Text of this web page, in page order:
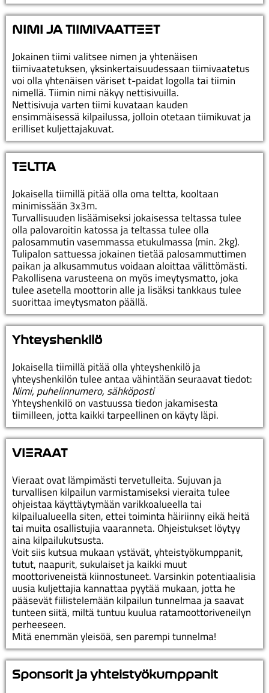
NIMI JA TIIMIVAATTΞΞT
Jokainen tiimi valitsee nimen ja yhtenäisen
tiimivaatetuksen, yksinkertaisuudessaan tiimivaatetus
voi olla yhtenäisen väriset t-paidat logolla tai tiimin
nimellä. Tiimin nimi näkyy nettisivuilla.
Nettisivuja varten tiimi kuvataan kauden
ensimmäisessä kilpailussa, jolloin otetaan tiimikuvat ja
erilliset kuljettajakuvat.
TΞLTTA
Jokaisella tiimillä pitää olla oma teltta, kooltaan
minimissään 3x3m.
Turvallisuuden lisäämiseksi jokaisessa teltassa tulee
olla palovaroitin katossa ja teltassa tulee olla
palosammutin vasemmassa etukulmassa (min. 2kg).
Tulipalon sattuessa jokainen tietää palosammuttimen
paikan ja alkusammutus voidaan aloittaa välittömästi.
Pakollisena varusteena on myös imeytysmatto, joka
tulee asetella moottorin alle ja lisäksi tankkaus tulee
suorittaa imeytysmaton päällä.
Yhteyshenkilö
Jokaisella tiimillä pitää olla yhteyshenkilö ja
yhteyshenkilön tulee antaa vähintään seuraavat tiedot:
Nimi, puhelinnumero, sähköposti
Yhteyshenkilö on vastuussa tiedon jakamisesta
tiimilleen, jotta kaikki tarpeellinen on käyty läpi.
VIΞRAAT
Vieraat ovat lämpimästi tervetulleita. Sujuvan ja
turvallisen kilpailun varmistamiseksi vieraita tulee
ohjeistaa käyttäytymään varikkoalueella tai
kilpailualueella siten, ettei toiminta häiriinny eikä heitä
tai muita osallistujia vaaranneta. Ohjeistukset löytyy
aina kilpailukutsusta.
Voit siis kutsua mukaan ystävät, yhteistyökumppanit,
tutut, naapurit, sukulaiset ja kaikki muut
moottoriveneistä kiinnostuneet. Varsinkin potentiaalisia
uusia kuljettajia kannattaa pyytää mukaan, jotta he
pääsevät fiilistelemään kilpailun tunnelmaa ja saavat
tunteen siitä, miltä tuntuu kuulua ratamoottoriveneilyn
perheeseen.
Mitä enemmän yleisöä, sen parempi tunnelma!
Sponsorit ja yhteistyökumppanit